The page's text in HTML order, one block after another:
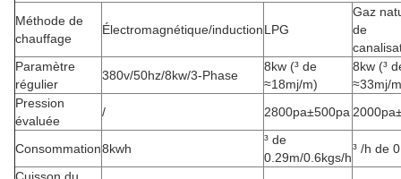
Méthode de
chauffage
Électromagnétique/inductionLPG
Gaz
de
Paramètre
régulier
380v/50hz/8kw/3-Phase
8kw (³ de
≈18mj/m)
8kw (³
≈33mj/
Pression
évaluée
/ 2800pa±500pa
Consommation8kwh
³ de
0.29m/0.6kgs/h
³ /h de
Cuisson du